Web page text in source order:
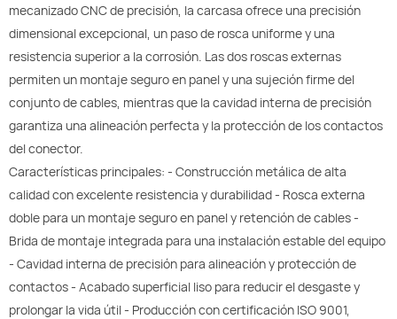
mecanizado CNC de precisión, la carcasa ofrece una precisión
dimensional excepcional, un paso de rosca uniforme y una
resistencia superior a la corrosión. Las dos roscas externas
permiten un montaje seguro en panel y una sujeción firme del
conjunto de cables, mientras que la cavidad interna de precisión
garantiza una alineación perfecta y la protección de los contactos
del conector.
Características principales: - Construcción metálica de alta
calidad con excelente resistencia y durabilidad - Rosca externa
doble para un montaje seguro en panel y retención de cables -
Brida de montaje integrada para una instalación estable del equipo
- Cavidad interna de precisión para alineación y protección de
contactos - Acabado superficial liso para reducir el desgaste y
prolongar la vida útil - Producción con certificación ISO 9001,